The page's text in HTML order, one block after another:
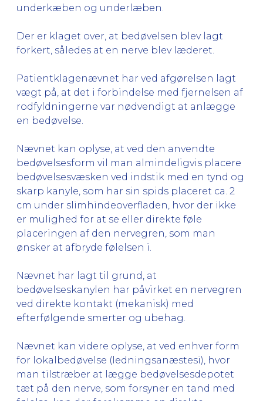
underkæben og underlæben.
Der er klaget over, at bedøvelsen blev lagt
forkert, således at en nerve blev læderet.
Patientklagenævnet har ved afgørelsen lagt
vægt på, at det i forbindelse med fjernelsen af
rodfyldningerne var nødvendigt at anlægge
en bedøvelse.
Nævnet kan oplyse, at ved den anvendte
bedøvelsesform vil man almindeligvis placere
bedøvelsesvæsken ved indstik med en tynd og
skarp kanyle, som har sin spids placeret ca. 2
cm under slimhindeoverfladen, hvor der ikke
er mulighed for at se eller direkte føle
placeringen af den nervegren, som man
ønsker at afbryde følelsen i.
Nævnet har lagt til grund, at
bedøvelseskanylen har påvirket en nervegren
ved direkte kontakt (mekanisk) med
efterfølgende smerter og ubehag.
Nævnet kan videre oplyse, at ved enhver form
for lokalbedøvelse (ledningsanæstesi), hvor
man tilstræber at lægge bedøvelsesdepotet
tæt på den nerve, som forsyner en tand med